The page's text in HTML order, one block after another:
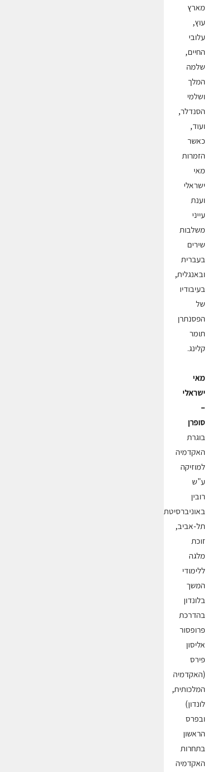
מארץ
עוץ,
עלובי
החיים,
שלמה
המלך
ושלמי
הסנדלר,
ועוד,
כאשר
הזמרות
מאי
ישראלי
וענת
עייני
משלבות
שירים
בעברית
ובאנגלית,
בעיבודיו
של
הפסנתרן
תומר
קלינג.
מאי
ישראלי
–
סופרן
בוגרת
האקדמיה
למוזיקה
ע"ש
רובין
באוניברסיטת
תל-אביב,
זוכת
מלגה
ללימודי
המשך
בלונדון
בהדרכת
פרופסור
אליסון
פירס
(האקדמיה
המלכותית,
לונדון)
ובפרס
הראשון
בתחרות
האקדמיה